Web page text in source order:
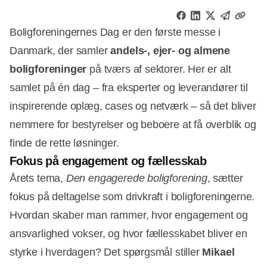
Boligforeningernes Dag er den første messe i
Danmark, der samlerandels-, ejer- og almene
boligforeninger på tværs af sektorer. Her er alt
samlet på én dag – fra eksperter og leverandører til
inspirerende oplæg, cases og netværk – så det bliver
nemmere for bestyrelser og beboere at få overblik og
finde de rette løsninger.
Fokus på engagement og fællesskab
Årets tema, Den engagerede boligforening, sætter
fokus på deltagelse som drivkraft i boligforeningerne.
Hvordan skaber man rammer, hvor engagement og
ansvarlighed vokser, og hvor fællesskabet bliver en
styrke i hverdagen? Det spørgsmål stiller Mikael